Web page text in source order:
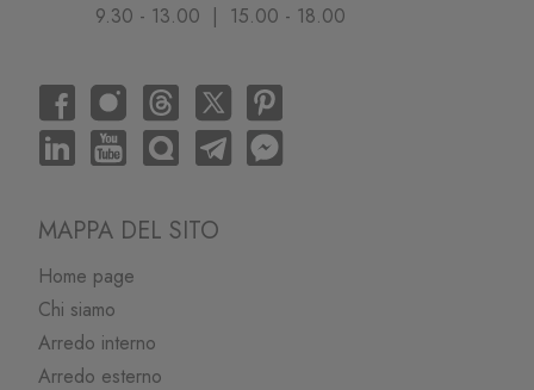
9.30 - 13.00 | 15.00 - 18.00
MAPPA DEL SITO
Home page
Chi siamo
Arredo interno
Arredo esterno